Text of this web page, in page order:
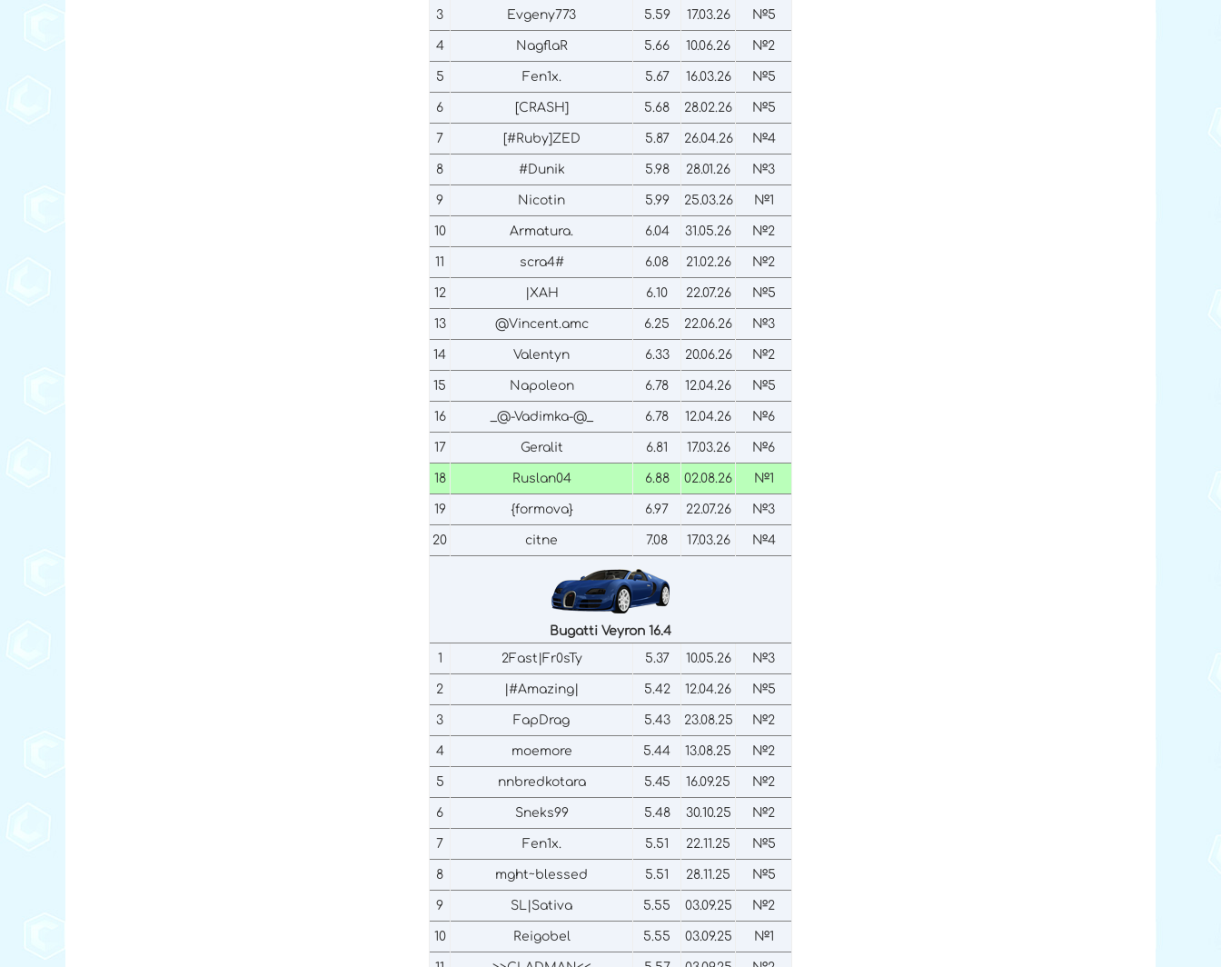
3 Evgeny773 5.59 17.03.26 №5
4 NagflaR 5.66 10.06.26 №2
5 Fen1x. 5.67 16.03.26 №5
6 [CRASH] 5.68 28.02.26 №5
7 [#Ruby]ZED 5.87 26.04.26 №4
8 #Dunik 5.98 28.01.26 №3
9 Nicotin 5.99 25.03.26 №1
10 Armatura. 6.04 31.05.26 №2
11 scra4# 6.08 21.02.26 №2
12 |XAH 6.10 22.07.26 №5
13 @Vincent.amc 6.25 22.06.26 №3
14 Valentyn 6.33 20.06.26 №2
15 Napoleon 6.78 12.04.26 №5
16 _@-Vadimka-@_ 6.78 12.04.26 №6
17 Geralit 6.81 17.03.26 №6
18 Ruslan04 6.88 02.08.26 №1
19 {formova} 6.97 22.07.26 №3
20 citne 7.08 17.03.26 №4
Bugatti Veyron 16.4
1
2Fast|Fr0sTy 5.37 10.05.26 №3
2 |#Amazing| 5.42 12.04.26 №5
3 FapDrag 5.43 23.08.25 №2
4 moemore 5.44 13.08.25 №2
5 nnbredkotara 5.45 16.09.25 №2
6 Sneks99 5.48 30.10.25 №2
7 Fen1x. 5.51 22.11.25 №5
8 mght~blessed 5.51 28.11.25 №5
9 SL|Sativa 5.55 03.09.25 №2
10 Reigobel 5.55 03.09.25 №1